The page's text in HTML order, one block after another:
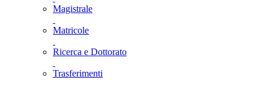
Magistrale
Matricole
Ricerca e Dottorato
Trasferimenti